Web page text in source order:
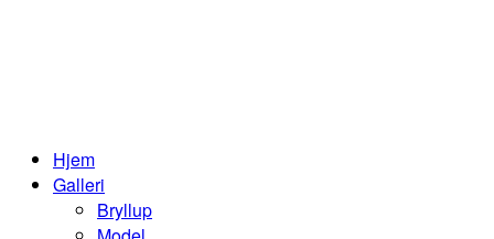
Hjem
Galleri
Bryllup